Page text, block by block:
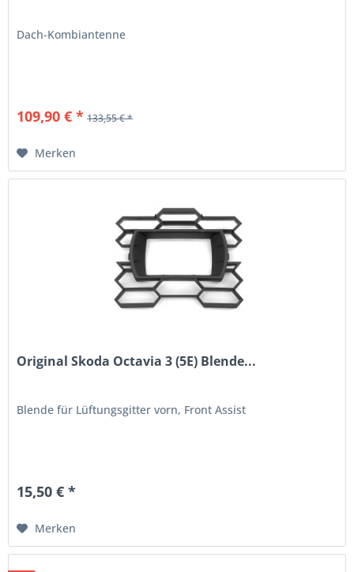
Dach-Kombiantenne
109,90 € * 133,55 € *
Merken
Original Skoda Octavia 3 (5E) Blende...
Blende für Lüftungsgitter vorn, Front Assist
15,50 € *
Merken